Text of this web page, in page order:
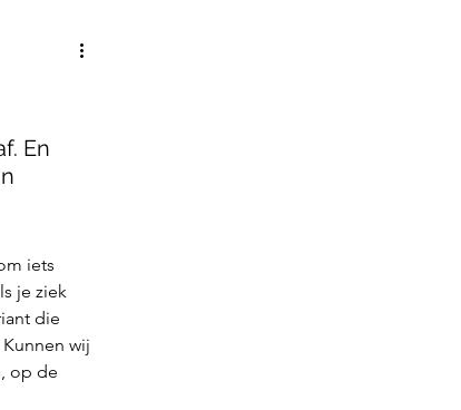
En
iets
je ziek
die
wij
op de